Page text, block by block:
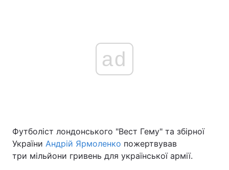
ad
Футболіст лондонського "Вест Гему" та збірної
України Андрій Ярмоленко пожертвував
три мільйони гривень для української армії.